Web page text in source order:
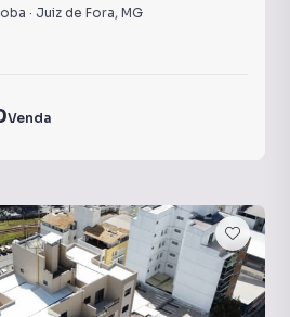
· Juiz de Fora, MG
Venda